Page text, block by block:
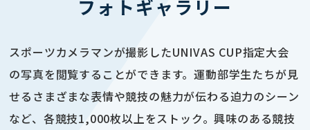
フォトギャラリー
スポーツカメラマンが撮影したUNIVAS CUP指定大会
の写真を閲覧することができます。運動部学生たちが見
せるさまざまな表情や競技の魅力が伝わる迫力のシーン
など、各競技1,000枚以上をストック。興味のある競技